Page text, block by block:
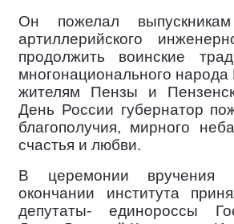
Он пожелал выпускникам
артиллерийского
продолжить воинские
многонационального народа
жителям Пензы и
День России губернатор
благополучия, мирного
счастья и любви.
В церемонии вручения
окончании института
депутаты- единороссы